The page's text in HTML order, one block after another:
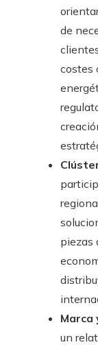
de
costes
piezas
un